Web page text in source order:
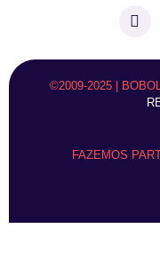
©2009-2025 |
FAZEMOS